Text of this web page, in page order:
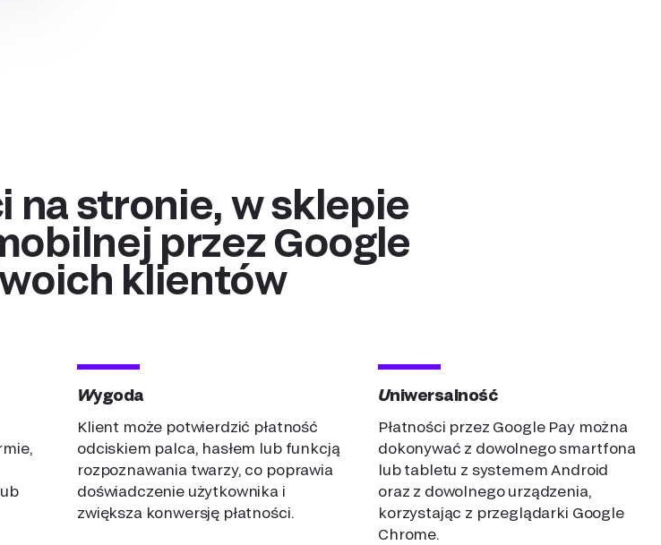
przez Google
klientów
Wygoda
Klient może potwierdzić płatność
odciskiem palca, hasłem lub funkcją
rozpoznawania twarzy, co poprawia
doświadczenie użytkownika i
zwiększa konwersję płatności.
Uniwersalność
Płatności przez Google Pay można
dokonywać z dowolnego smartfona
lub tabletu z systemem Android
oraz z dowolnego urządzenia,
korzystając z przeglądarki Google
Chrome.
Flow
Access faster settlements with